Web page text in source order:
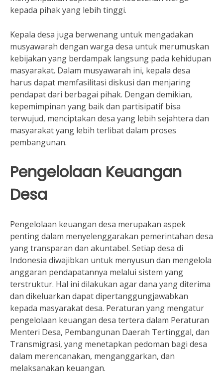
kepada pihak yang lebih tinggi.
Kepala desa juga berwenang untuk mengadakan
musyawarah dengan warga desa untuk merumuskan
kebijakan yang berdampak langsung pada kehidupan
masyarakat. Dalam musyawarah ini, kepala desa
harus dapat memfasilitasi diskusi dan menjaring
pendapat dari berbagai pihak. Dengan demikian,
kepemimpinan yang baik dan partisipatif bisa
terwujud, menciptakan desa yang lebih sejahtera dan
masyarakat yang lebih terlibat dalam proses
pembangunan.
Pengelolaan Keuangan
Desa
Pengelolaan keuangan desa merupakan aspek
penting dalam menyelenggarakan pemerintahan desa
yang transparan dan akuntabel. Setiap desa di
Indonesia diwajibkan untuk menyusun dan mengelola
anggaran pendapatannya melalui sistem yang
terstruktur. Hal ini dilakukan agar dana yang diterima
dan dikeluarkan dapat dipertanggungjawabkan
kepada masyarakat desa. Peraturan yang mengatur
pengelolaan keuangan desa tertera dalam Peraturan
Menteri Desa, Pembangunan Daerah Tertinggal, dan
Transmigrasi, yang menetapkan pedoman bagi desa
dalam merencanakan, menganggarkan, dan
melaksanakan keuangan.